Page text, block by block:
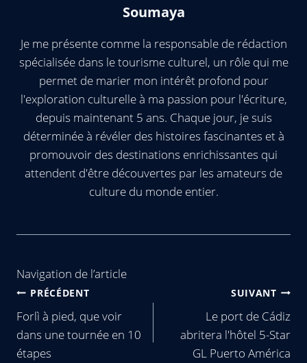
Soumaya
Je me présente comme la responsable de rédaction
spécialisée dans le tourisme culturel, un rôle qui me
permet de marier mon intérêt profond pour
l'exploration culturelle à ma passion pour l'écriture,
depuis maintenant 5 ans. Chaque jour, je suis
déterminée à révéler des histoires fascinantes et à
promouvoir des destinations enrichissantes qui
attendent d'être découvertes par les amateurs de
culture du monde entier.
Navigation de l’article
PRÉCÉDENT
Forlì à pied, que voir
dans une tournée en 10
étapes
SUIVANT
Le port de Cádiz
abritera l'hôtel 5-Star
GL Puerto América